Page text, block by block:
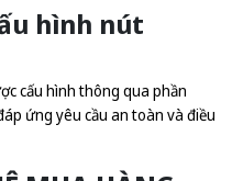
hình nút
cấu hình thông qua phần
ứng yêu cầu an toàn và điều